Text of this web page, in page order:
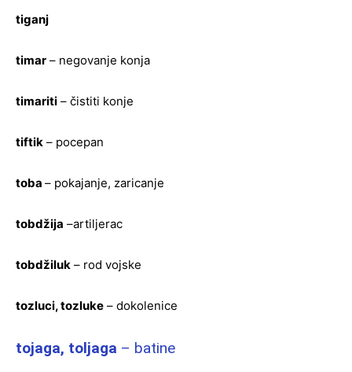
tiganj
timar – negovanje konja
timariti – čistiti konje
tiftik – pocepan
toba – pokajanje, zaricanje
tobdžija –artiljerac
tobdžiluk – rod vojske
tozluci, tozluke – dokolenice
tojaga, toljaga – batine